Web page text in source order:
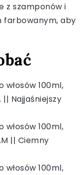
z szamponów i
farbowanym, aby
100ml,
|| Najjaśniejszy
100ml,
|| Ciemny
100ml,